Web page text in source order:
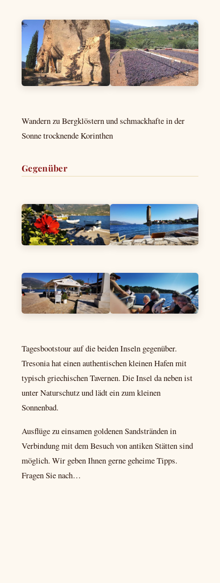
Wandern zu Bergklöstern und schmackhafte in der
Sonne trocknende Korinthen
Gegenüber
Tagesbootstour auf die beiden Inseln gegenüber.
Tresonia hat einen authentischen kleinen Hafen mit
typisch griechischen Tavernen. Die Insel da neben ist
unter Naturschutz und lädt ein zum kleinen
Sonnenbad.
Ausflüge zu einsamen goldenen Sandstränden in
Verbindung mit dem Besuch von antiken Stätten sind
möglich. Wir geben Ihnen gerne geheime Tipps.
Fragen Sie nach…